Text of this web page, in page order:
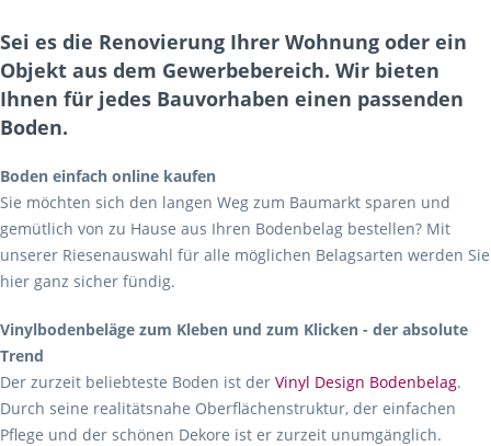
Sei es die Renovierung Ihrer Wohnung oder ein
Objekt aus dem Gewerbebereich. Wir bieten
Ihnen für jedes Bauvorhaben einen passenden
Boden.
Boden einfach online kaufen
Sie möchten sich den langen Weg zum Baumarkt sparen und
gemütlich von zu Hause aus Ihren Bodenbelag bestellen? Mit
unserer Riesenauswahl für alle möglichen Belagsarten werden Sie
hier ganz sicher fündig.
Vinylbodenbeläge zum Kleben und zum Klicken - der absolute
Trend
Der zurzeit beliebteste Boden ist der Vinyl Design Bodenbelag.
Durch seine realitätsnahe Oberflächenstruktur, der einfachen
Pflege und der schönen Dekore ist er zurzeit unumgänglich.